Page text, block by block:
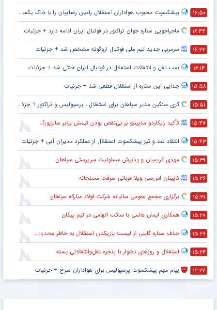
۱۶:۵۰ پیشکسوت محبوب هواداران استقلال رامین رضاییان را با خاک یکسان کرد + جزئیات
۱۶:۴۴ ماجراجویی ستاره جوان تراکتور در فوتبال ایران ادامه دارد + جزئیات
۱۶:۳۲ سرمربی جدید تیم ملی فوتبال اروگوئه مشخص شد + جزئیات
۱۶:۱۴ بمب نقل و انتقالات استقلال در فوتبال ایران خنثی شد + جزئیات
۱۵:۵۸ جدایی این ستاره از استقلال قطعی شد + جزئیات
۱۵:۵۱ کری سنگین مدیر سپاهان برای استقلال ، پرسپولیس و تراکتور + جزئیات
۱۵:۴۷ تأکید ریکاردو ساپینتو بر بی‌نقص بودن تیمش برابر سالزبورگ
۱۵:۴۳ انتقاد تند و تیز پیشکسوت استقلال از عملکرد مدیران آبی + جزئیات
۱۵:۳۹ مهدی کریمیان و پذیرش مسئولیت سرپرستی سپاهان
۱۵:۳۶ کاپیتان اس‌سی ویلا قربانی سرقت مسلحانه
۱۵:۳۱ برگزاری مجمع عمومی سالیانه شرکت فولاد مبارکه سپاهان
۱۵:۲۸ همکاری ایمان عالمی با ساکت الهامی در تیم پیکان
۱۵:۲۷ حذف ستاره گابنی از لیست بازیکنان استقلال به خاطر محدودیت نقل‌وانتقالاتی
۱۵:۲۴ استقلال و روزهای دشوار با پنجره نقل‌وانتقالاتی بسته
۱۲:۲۷ پیام مهم پیشکسوت پرسپولیس برای هواداران سرخ + جزئیات